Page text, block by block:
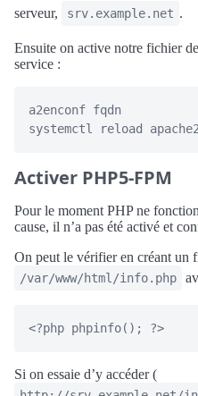
serveur,
srv.example.net .
Ensuite on active notre fichier
service :
a2enconf fqdn
Activer PHP5-FPM
Pour le moment PHP ne
cause, il n’a pas été activé et
On peut le vérifier en créant un
/var/www/html/info.php
Si on essaie d’y accéder (